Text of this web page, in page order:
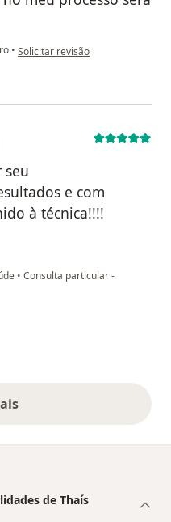
• na opinião do utilizador Milena
Solicitar revisão
seu
e com
à técnica!!!!
• Consulta particular -
acima
de Thaís